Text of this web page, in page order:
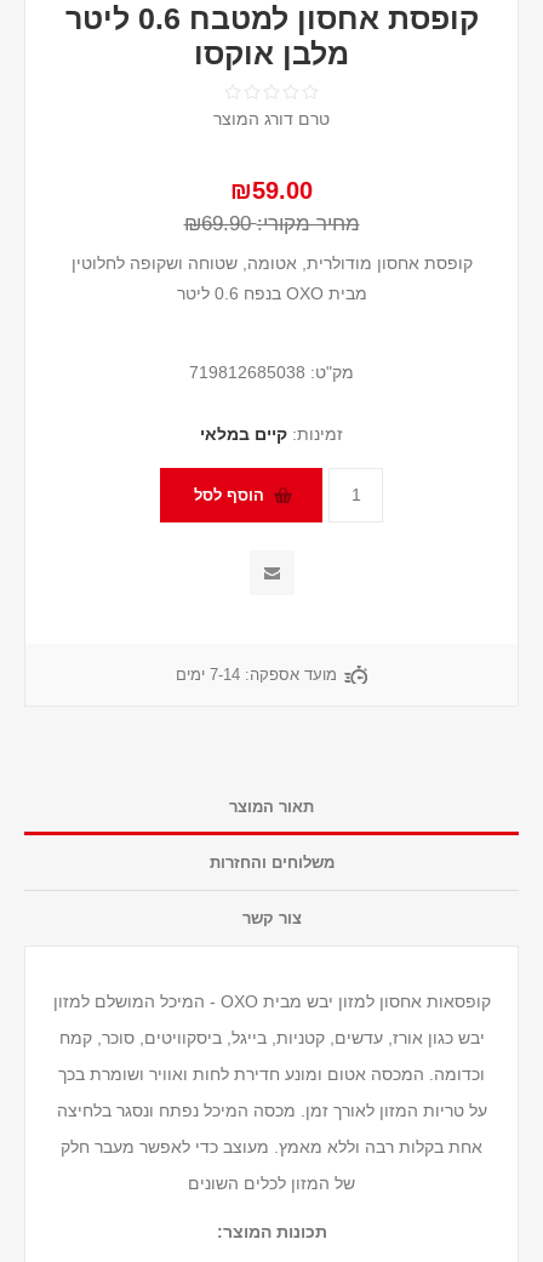
קופסת אחסון למטבח 0.6 ליטר
מלבן אוקסו
טרם דורג המוצר
₪59.00
מחיר מקורי: ₪69.90
קופסת אחסון מודולרית, אטומה, שטוחה ושקופה לחלוטין
מבית OXO בנפח 0.6 ליטר
מק"ט: 719812685038
זמינות: קיים במלאי
מועד אספקה: 7-14 ימים
תאור המוצר
משלוחים והחזרות
צור קשר
קופסאות אחסון למזון יבש מבית OXO - המיכל המושלם למזון
יבש כגון אורז, עדשים, קטניות, בייגל, ביסקוויטים, סוכר, קמח
וכדומה. המכסה אטום ומונע חדירת לחות ואוויר ושומרת בכך
על טריות המזון לאורך זמן. מכסה המיכל נפתח ונסגר בלחיצה
אחת בקלות רבה וללא מאמץ. מעוצב כדי לאפשר מעבר חלק
של המזון לכלים השונים
תכונות המוצר: